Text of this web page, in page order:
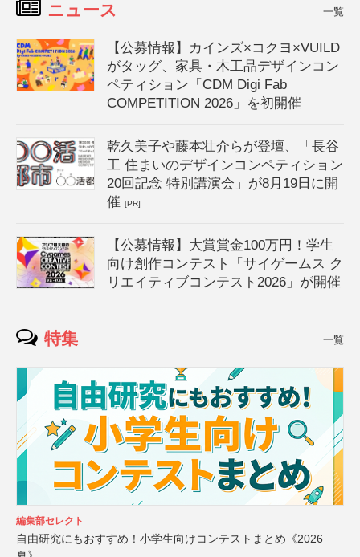
ニュース 一覧
【公募情報】カインズ×コクヨ×VUILD
がタッグ、家具・木工品デザインコン
ペティション「CDM Digi Fab
COMPETITION 2026」を初開催
乾久美子や藤本壮介らが登壇、「長谷
工 住まいのデザインコンペティション
20回記念 特別講演会」が8月19日に開
催[PR]
【公募情報】大賞賞金100万円！学生
向け創作コンテスト「サイゲームス ク
リエイティブコンテスト2026」が開催
特集 一覧
編集部セレクト
自由研究にもおすすめ！小学生向けコンテストまとめ《2026